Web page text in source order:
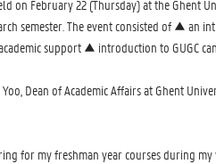
on February 22 (Thursday) at the Ghent
semester. The event consisted of ▲
support ▲ introduction to GUGC
Dean of Academic Affairs at Ghent
for my freshman year courses during